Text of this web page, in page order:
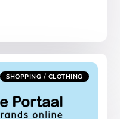
SHOPPING / CLOTHING